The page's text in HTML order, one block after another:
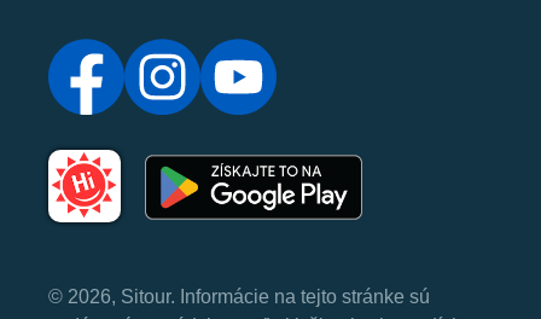
© 2026, Sitour. Informácie na tejto stránke sú